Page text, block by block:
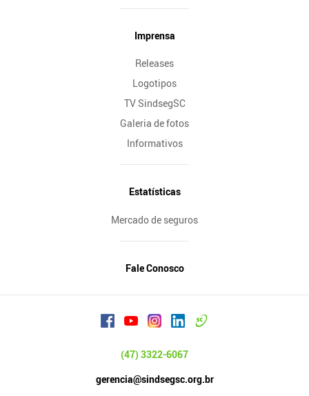
Imprensa
Releases
Logotipos
TV SindsegSC
Galeria de fotos
Informativos
Estatísticas
Mercado de seguros
Fale Conosco
(47) 3322-6067
gerencia@sindsegsc.org.br